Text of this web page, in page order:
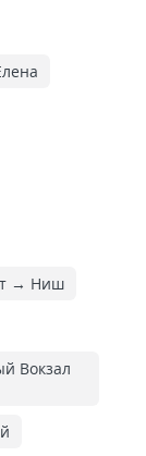
→ Ниш
Вокзал